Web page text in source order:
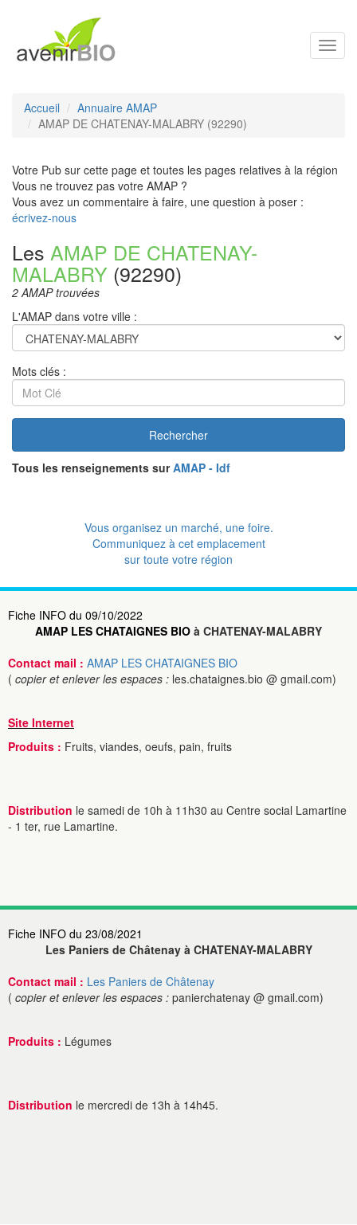
Accueil
Annuaire AMAP
AMAP DE CHATENAY-MALABRY (92290)
Votre Pub sur cette page et toutes les pages relatives à la région
Vous ne trouvez pas votre AMAP ?
Vous avez un commentaire à faire, une question à poser :
écrivez-nous
Les AMAP DE CHATENAY-
MALABRY (92290)
2 AMAP trouvées
L'AMAP dans votre ville :
Mots clés :
Rechercher
Tous les renseignements surAMAP - Idf
Vous organisez un marché, une foire.
Communiquez à cet emplacement
sur toute votre région
Fiche INFO du 09/10/2022
AMAP LES CHATAIGNES BIO à CHATENAY-MALABRY
Contact mail : AMAP LES CHATAIGNES BIO
( copier et enlever les espaces : les.chataignes.bio @ gmail.com)
Site Internet
Produits : Fruits, viandes, oeufs, pain, fruits
Distribution le samedi de 10h à 11h30 au Centre social Lamartine
- 1 ter, rue Lamartine.
Fiche INFO du 23/08/2021
Les Paniers de Châtenay à CHATENAY-MALABRY
Contact mail : Les Paniers de Châtenay
( copier et enlever les espaces : panierchatenay @ gmail.com)
Produits : Légumes
Distribution le mercredi de 13h à 14h45.